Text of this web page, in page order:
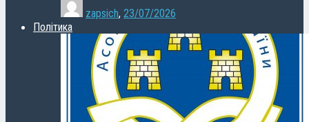
zapsich, 23/07/2026
Політика